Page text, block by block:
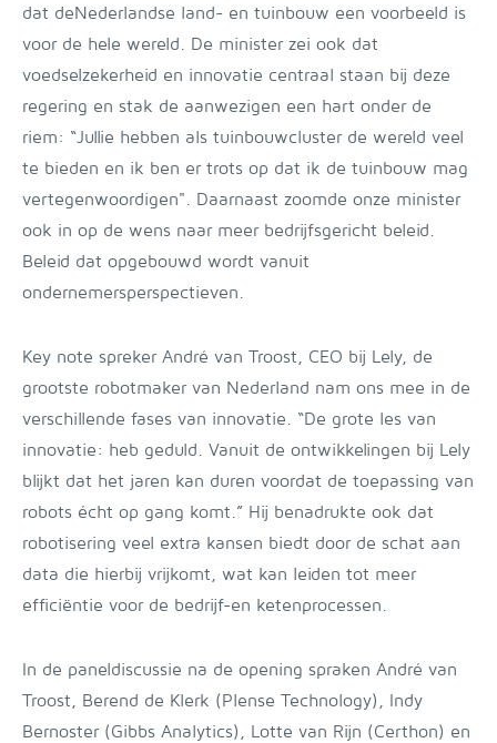
dat deNederlandse land- en tuinbouw een voorbeeld is
voor de hele wereld. De minister zei ook dat
voedselzekerheid en innovatie centraal staan bij deze
regering en stak de aanwezigen een hart onder de
riem: “Jullie hebben als tuinbouwcluster de wereld veel
te bieden en ik ben er trots op dat ik de tuinbouw mag
vertegenwoordigen". Daarnaast zoomde onze minister
ook in op de wens naar meer bedrijfsgericht beleid.
Beleid dat opgebouwd wordt vanuit
ondernemersperspectieven.
Key note spreker André van Troost, CEO bij Lely, de
grootste robotmaker van Nederland nam ons mee in de
verschillende fases van innovatie. “De grote les van
innovatie: heb geduld. Vanuit de ontwikkelingen bij Lely
blijkt dat het jaren kan duren voordat de toepassing van
robots écht op gang komt.” Hij benadrukte ook dat
robotisering veel extra kansen biedt door de schat aan
data die hierbij vrijkomt, wat kan leiden tot meer
efficiëntie voor de bedrijf-en ketenprocessen.
In de paneldiscussie na de opening spraken André van
Troost, Berend de Klerk (Plense Technology), Indy
Bernoster (Gibbs Analytics), Lotte van Rijn (Certhon) en